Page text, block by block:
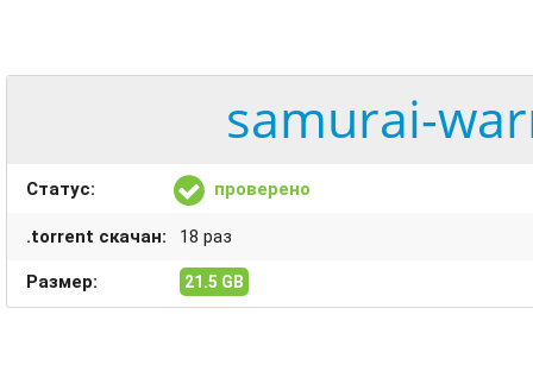
samurai-
Статус: проверено
.torrent скачан: 18 раз
Размер: 21.5 GB